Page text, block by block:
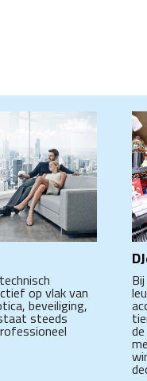
op vlak van
beveiliging,
steeds